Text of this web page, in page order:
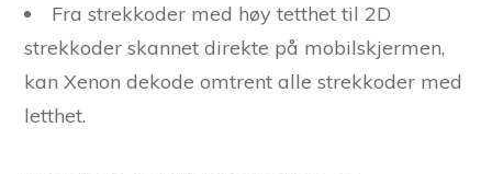
Fra strekkoder med høy tetthet til 2D
strekkoder skannet direkte på mobilskjermen,
kan Xenon dekode omtrent alle strekkoder med
letthet.